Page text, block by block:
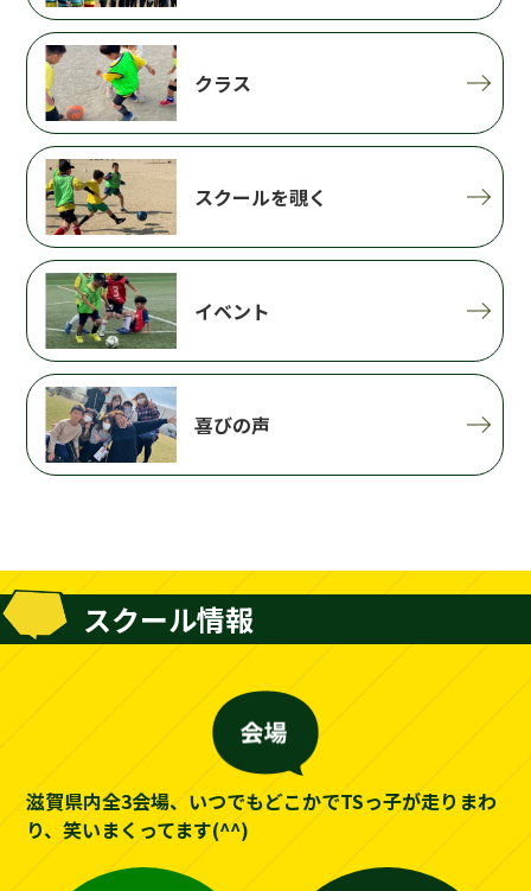
クラス
スクールを覗く
イベント
喜びの声
スクール情報
滋賀県内全3会場、いつでもどこかでTSっ子が走りまわ
り、笑いまくってます(^^)